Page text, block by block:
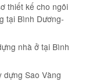
thiết kế cho ngôi
tại Bình Dương-
nhà ở tại Bình
dựng Sao Vàng